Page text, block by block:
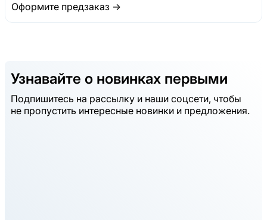
Оформите предзаказ →
Узнавайте о новинках первыми
Подпишитесь на рассылку и наши соцсети, чтобы
не пропустить интересные новинки и предложения.